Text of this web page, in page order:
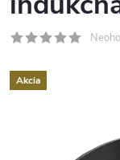
Akcia